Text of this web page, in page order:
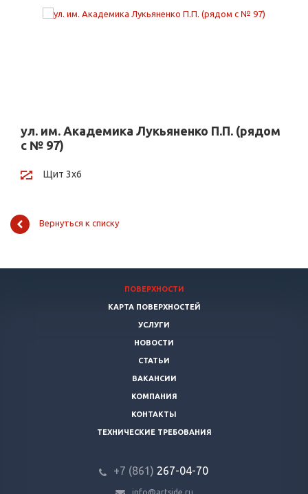
ул. им. Академика Лукьяненко П.П. (рядом
с № 97)
Щит 3х6
Вернуться к списку
ПОВЕРХНОСТИ
КАРТА ПОВЕРХНОСТЕЙ
УСЛУГИ
НОВОСТИ
СТАТЬИ
ВАКАНСИИ
КОМПАНИЯ
КОНТАКТЫ
ТЕХНИЧЕСКИЕ ТРЕБОВАНИЯ
+7 (861) 267-04-70